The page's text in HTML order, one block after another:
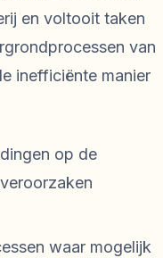
en voltooit taken
van
inefficiënte manier
op de
waar mogelijk